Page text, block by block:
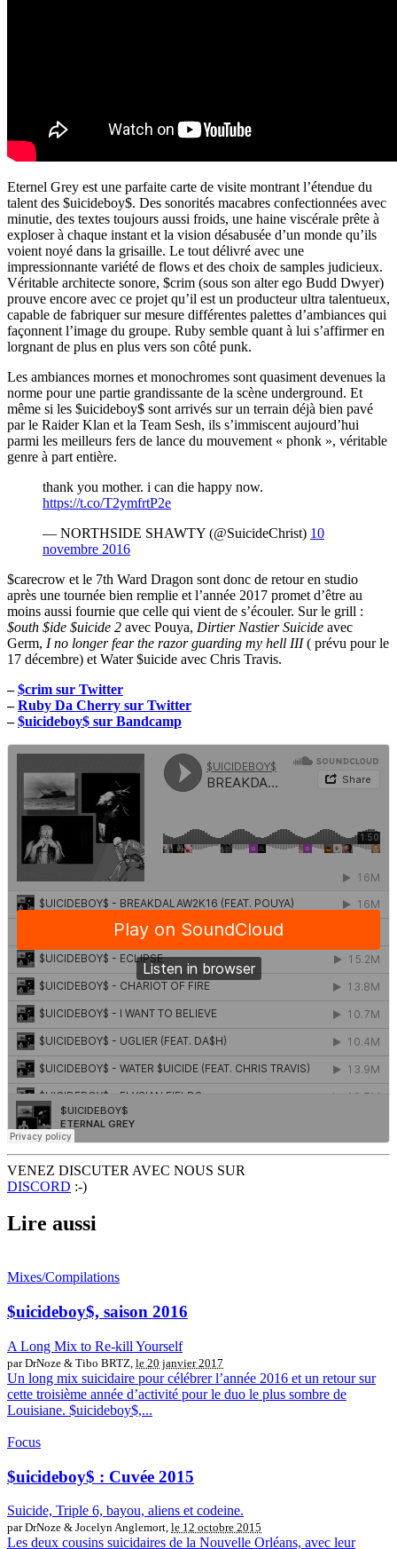
Eternel Grey est une parfaite carte de visite montrant l’étendue du
talent des $uicideboy$. Des sonorités macabres confectionnées avec
minutie, des textes toujours aussi froids, une haine viscérale prête à
exploser à chaque instant et la vision désabusée d’un monde qu’ils
voient noyé dans la grisaille. Le tout délivré avec une
impressionnante variété de flows et des choix de samples judicieux.
Véritable architecte sonore, $crim (sous son alter ego Budd Dwyer)
prouve encore avec ce projet qu’il est un producteur ultra talentueux,
capable de fabriquer sur mesure différentes palettes d’ambiances qui
façonnent l’image du groupe. Ruby semble quant à lui s’affirmer en
lorgnant de plus en plus vers son côté punk.
Les ambiances mornes et monochromes sont quasiment devenues la
norme pour une partie grandissante de la scène underground. Et
même si les $uicideboy$ sont arrivés sur un terrain déjà bien pavé
par le Raider Klan et la Team Sesh, ils s’immiscent aujourd’hui
parmi les meilleurs fers de lance du mouvement « phonk », véritable
genre à part entière.
thank you mother. i can die happy now.
https://t.co/T2ymfrtP2e
— NORTHSIDE SHAWTY (@SuicideChrist) 10
novembre 2016
$carecrow et le 7th Ward Dragon sont donc de retour en studio
après une tournée bien remplie et l’année 2017 promet d’être au
moins aussi fournie que celle qui vient de s’écouler. Sur le grill :
$outh $ide $uicide 2 avec Pouya, Dirtier Nastier Suicide avec
Germ, I no longer fear the razor guarding my hell III( prévu pour le
17 décembre) et Water $uicide avec Chris Travis.
– $crim sur Twitter
– Ruby Da Cherry sur Twitter
– $uicideboy$ sur Bandcamp
VENEZ DISCUTER AVEC NOUS SUR
DISCORD :-)
Lire aussi
Mixes/Compilations
$uicideboy$, saison 2016
A Long Mix to Re-kill Yourself
par DrNoze & Tibo BRTZ, le 20 janvier 2017
Un long mix suicidaire pour célébrer l’année 2016 et un retour sur
cette troisième année d’activité pour le duo le plus sombre de
Louisiane. $uicideboy$,...
Focus
$uicideboy$ : Cuvée 2015
Suicide, Triple 6, bayou, aliens et codeine.
par DrNoze & Jocelyn Anglemort, le 12 octobre 2015
Les deux cousins suicidaires de la Nouvelle Orléans, avec leur